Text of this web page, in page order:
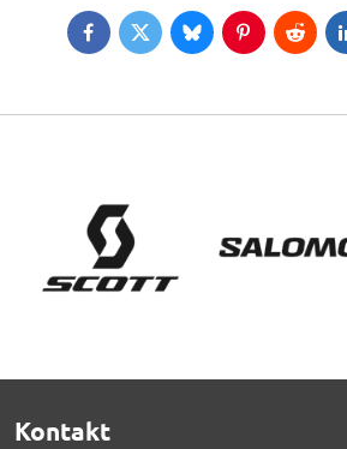
FacebookTwitterBlueskyPinterestReddit
Kontakt